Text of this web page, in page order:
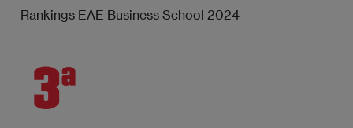
Rankings EAE Business School 2024
3ª